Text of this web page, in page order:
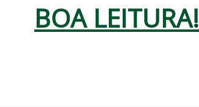
BOA LEITURA!